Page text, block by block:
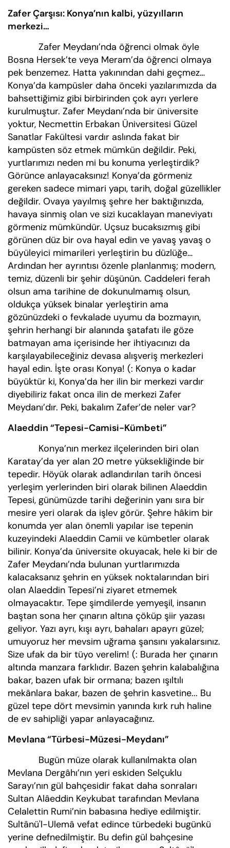
Zafer Çarşısı: Konya’nın kalbi, yüzyılların
merkezi…
Zafer Meydanı’nda öğrenci olmak öyle
Bosna Hersek’te veya Meram’da öğrenci olmaya
pek benzemez. Hatta yakınından dahi geçmez…
Konya’da kampüsler daha önceki yazılarımızda da
bahsettiğimiz gibi birbirinden çok ayrı yerlere
kurulmuştur. Zafer Meydanı’nda bir üniversite
yoktur, Necmettin Erbakan Üniversitesi Güzel
Sanatlar Fakültesi vardır aslında fakat bir
kampüsten söz etmek mümkün değildir. Peki,
yurtlarımızı neden mi bu konuma yerleştirdik?
Görünce anlayacaksınız! Konya’da görmeniz
gereken sadece mimari yapı, tarih, doğal güzellikler
değildir. Ovaya yayılmış şehre her baktığınızda,
havaya sinmiş olan ve sizi kucaklayan maneviyatı
görmeniz mümkündür. Uçsuz bucaksızmış gibi
görünen düz bir ova hayal edin ve yavaş yavaş o
büyüleyici mimarileri yerleştirin bu düzlüğe…
Ardından her ayrıntısı özenle planlanmış; modern,
temiz, düzenli bir şehir düşünün. Caddeleri ferah
olsun ama tarihine de dokunulmamış olsun,
oldukça yüksek binalar yerleştirin ama
gözünüzdeki o fevkalade uyumu da bozmayın,
şehrin herhangi bir alanında şatafatı ile göze
batmayan ama içerisinde her ihtiyacınızı da
karşılayabileceğiniz devasa alışveriş merkezleri
hayal edin. İşte orası Konya! (: Konya o kadar
büyüktür ki, Konya’da her ilin bir merkezi vardır
diyebiliriz fakat onca ilin de merkezi Zafer
Meydanı’dır. Peki, bakalım Zafer’de neler var?
Alaeddin “Tepesi-Camisi-Kümbeti”
Konya’nın merkez ilçelerinden biri olan
Karatay’da yer alan 20 metre yüksekliğinde bir
tepedir. Höyük olarak adlandırılan tarih öncesi
yerleşim yerlerinden biri olarak bilinen Alaeddin
Tepesi, günümüzde tarihi değerinin yanı sıra bir
mesire yeri olarak da işlev görür. Şehre hâkim bir
konumda yer alan önemli yapılar ise tepenin
kuzeyindeki Alaeddin Camii ve kümbetler olarak
bilinir. Konya’da üniversite okuyacak, hele ki bir de
Zafer Meydanı’nda bulunan yurtlarımızda
kalacaksanız şehrin en yüksek noktalarından biri
olan Alaeddin Tepesi’ni ziyaret etmemek
olmayacaktır. Tepe şimdilerde yemyeşil, insanın
baştan sona her çınarın altına çöküp şiir yazası
geliyor. Yazı ayrı, kışı ayrı, bahaları apayrı güzel;
umuyoruz her mevsim uğrama şansını yakalarsınız.
Size ufak da bir tüyo verelim! (: Burada her çınarın
altında manzara farklıdır. Bazen şehrin kalabalığına
bakar, bazen ufak bir ormana; bazen ışıltılı
mekânlara bakar, bazen de şehrin kasvetine... Bu
güzel tepe dört mevsimin yanında kırk ruh haline
de ev sahipliği yapar anlayacağınız.
Mevlana “Türbesi-Müzesi-Meydanı”
Bugün müze olarak kullanılmakta olan
Mevlana Dergâhı’nın yeri eskiden Selçuklu
Sarayı’nın gül bahçesidir fakat daha sonraları
Sultan Alâeddin Keykubat tarafından Mevlana
Celalettin Rumi’nin babasına hediye edilmiştir.
Sultânü'l-Ulemâ vefat edince türbedeki bugünkü
yerine defnedilmiştir. Bu defin gül bahçesine